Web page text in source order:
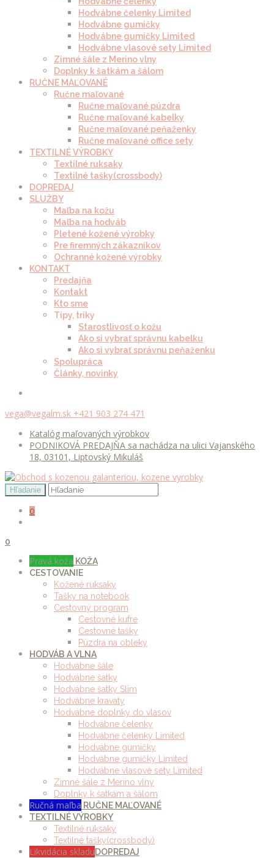
Hodvábne čelenky Limited
Hodvábne gumičky
Hodvábne gumičky Limited
Hodvábne vlasové sety Limited
Zimné šále z Merino vlny
Doplnky k šatkám a šálom
RUČNE MAĽOVANÉ
Ručne maľované
Ručne maľované púzdra
Ručne maľované kabelky
Ručne maľované peňaženky
Ručne maľované office sety
TEXTILNÉ VÝROBKY
Textilné ruksaky
Textilné tašky(crossbody)
DOPREDAJ
SLUŽBY
Maľba na kožu
Maľba na hodváb
Pletené kožené výrobky
Pre firemných zákazníkov
Ochranné kožené výrobky
KONTAKT
Predajňa
Kontakt
Kto sme
Tipy, triky
Starostlivosť o kožu
Ako si vybrať správnu kabelku
Ako si vybrať správnu peňaženku
Spolupráca
Články, novinky
vega@vegalm.sk +421 903 274 471
Katalóg maľovaných výrobkov
PODNIKOVÁ PREDAJŇA sa nachádza na ulici Vajanského
18, 03101, Liptovský Mikuláš
0
0
Pravá koža KOŽA
CESTOVANIE
Kožené ruksaky
Tašky na notebook
Cestovný program
Cestovné kufre
Cestovné tašky
Púzdra na obleky
HODVÁB A VLNA
Hodvábne šále
Hodvábne šatky
Hodvábne šatky Slim
Hodvábne kravaty
Hodvábne doplnky do vlasov
Hodvábne čelenky
Hodvábne čelenky Limited
Hodvábne gumičky
Hodvábne gumičky Limited
Hodvábne vlasové sety Limited
Zimné šále z Merino vlny
Doplnky k šatkám a šálom
Ručná maľba RUČNE MAĽOVANÉ
TEXTILNÉ VÝROBKY
Textilné ruksaky
Textilné tašky(crossbody)
Likvidácia skladuDOPREDAJ